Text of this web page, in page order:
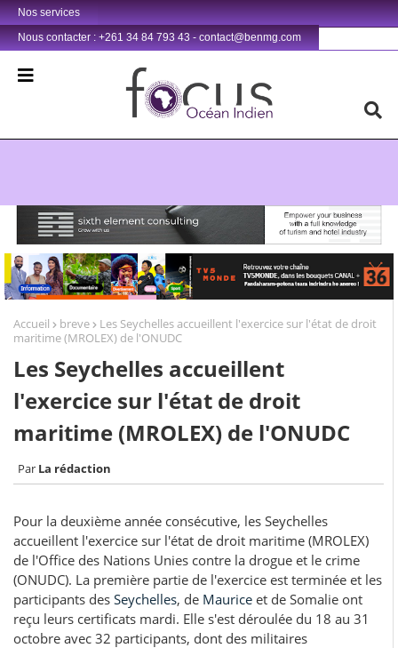
Nos services
Nous contacter : +261 34 84 793 43 - contact@benmg.com
Retrouvez votre chaîne @TV5MONDE, dans les bouquets CANAL+ 36 . Fandaharam-potoana tsara indrindra ho anareo!
Accueil breve
Les Seychelles accueillent l'exercice sur l'état de droit
maritime (MROLEX) de l'ONUDC
Les Seychelles accueillent
l'exercice sur l'état de droit
maritime (MROLEX) de l'ONUDC
La rédaction
Pour la deuxième année consécutive, les Seychelles
accueillent l'exercice sur l'état de droit maritime (MROLEX)
de l'Office des Nations Unies contre la drogue et le crime
(ONUDC). La première partie de l'exercice est terminée et les
participants des Seychelles, de Maurice et de Somalie ont
reçu leurs certificats mardi. Elle s'est déroulée du 18 au 31
octobre avec 32 participants, dont des militaires